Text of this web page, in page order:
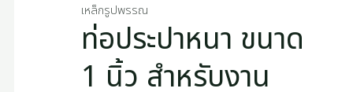
เหล็กรูปพรรณ
ท่อประปาหนา ขนาด
1 นิ้ว สำหรับงาน